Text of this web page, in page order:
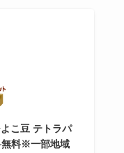
こ豆 テトラパ
無料※一部地域